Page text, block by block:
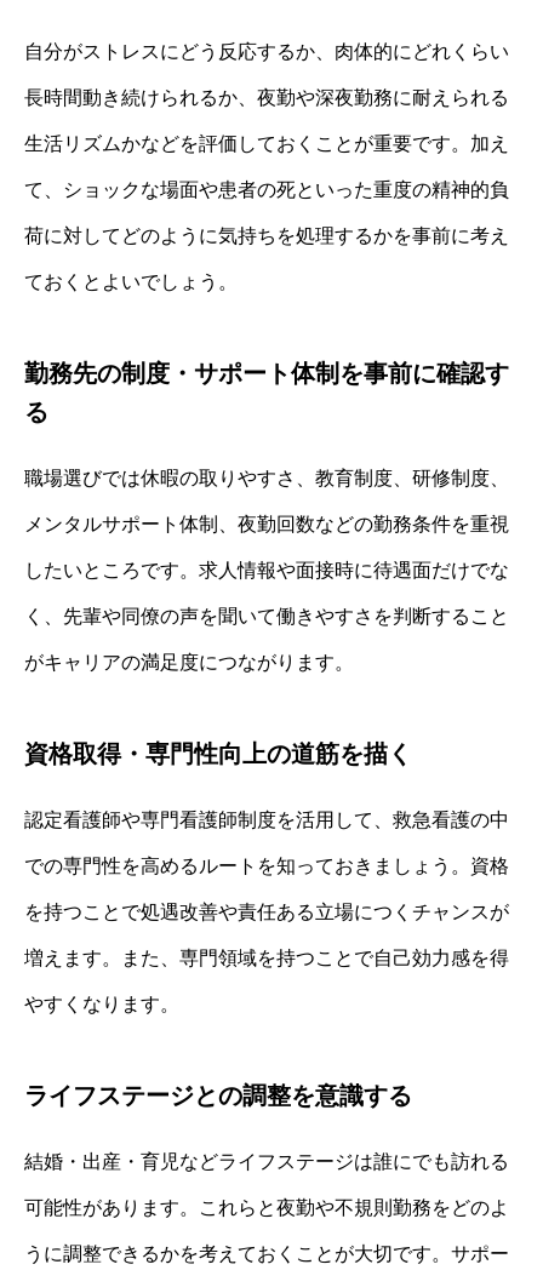
自分がストレスにどう反応するか、肉体的にどれくらい
長時間動き続けられるか、夜勤や深夜勤務に耐えられる
生活リズムかなどを評価しておくことが重要です。加え
て、ショックな場面や患者の死といった重度の精神的負
荷に対してどのように気持ちを処理するかを事前に考え
ておくとよいでしょう。
勤務先の制度・サポート体制を事前に確認す
る
職場選びでは休暇の取りやすさ、教育制度、研修制度、
メンタルサポート体制、夜勤回数などの勤務条件を重視
したいところです。求人情報や面接時に待遇面だけでな
く、先輩や同僚の声を聞いて働きやすさを判断すること
がキャリアの満足度につながります。
資格取得・専門性向上の道筋を描く
認定看護師や専門看護師制度を活用して、救急看護の中
での専門性を高めるルートを知っておきましょう。資格
を持つことで処遇改善や責任ある立場につくチャンスが
増えます。また、専門領域を持つことで自己効力感を得
やすくなります。
ライフステージとの調整を意識する
結婚・出産・育児などライフステージは誰にでも訪れる
可能性があります。これらと夜勤や不規則勤務をどのよ
うに調整できるかを考えておくことが大切です。サポー